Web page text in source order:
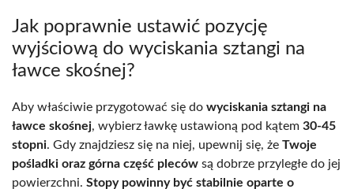
Jak poprawnie ustawić pozycję
wyjściową do wyciskania sztangi na
ławce skośnej?
Aby właściwie przygotować się do wyciskania sztangi na
ławce skośnej, wybierz ławkę ustawioną pod kątem 30-45
stopni. Gdy znajdziesz się na niej, upewnij się, że Twoje
pośladki oraz górna część pleców są dobrze przyległe do jej
powierzchni. Stopy powinny być stabilnie oparte o